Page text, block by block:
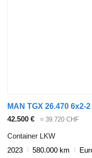
MAN TGX 26.470 6x2-
42.500 €
≈ 39.720 CHF
Container LKW
2023
580.000 km